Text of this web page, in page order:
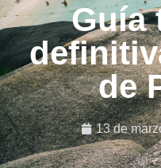
Guía
de
13 de